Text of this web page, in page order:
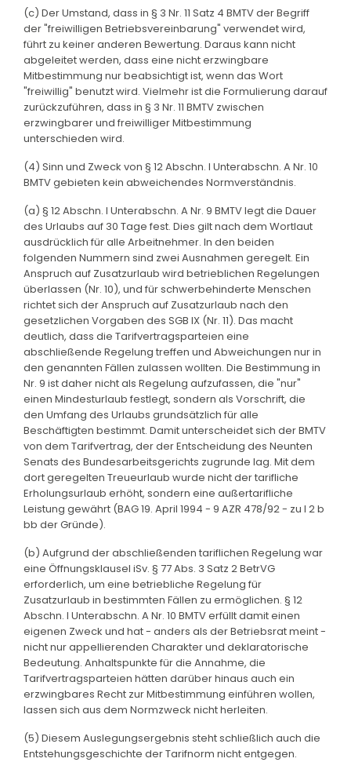
(c) Der Umstand, dass in § 3 Nr. 11 Satz 4 BMTV der Begriff
der "freiwilligen Betriebsvereinbarung" verwendet wird,
führt zu keiner anderen Bewertung. Daraus kann nicht
abgeleitet werden, dass eine nicht erzwingbare
Mitbestimmung nur beabsichtigt ist, wenn das Wort
"freiwillig" benutzt wird. Vielmehr ist die Formulierung darauf
zurückzuführen, dass in § 3 Nr. 11 BMTV zwischen
erzwingbarer und freiwilliger Mitbestimmung
unterschieden wird.
(4) Sinn und Zweck von § 12 Abschn. I Unterabschn. A Nr. 10
BMTV gebieten kein abweichendes Normverständnis.
(a) § 12 Abschn. I Unterabschn. A Nr. 9 BMTV legt die Dauer
des Urlaubs auf 30 Tage fest. Dies gilt nach dem Wortlaut
ausdrücklich für alle Arbeitnehmer. In den beiden
folgenden Nummern sind zwei Ausnahmen geregelt. Ein
Anspruch auf Zusatzurlaub wird betrieblichen Regelungen
überlassen (Nr. 10), und für schwerbehinderte Menschen
richtet sich der Anspruch auf Zusatzurlaub nach den
gesetzlichen Vorgaben des SGB IX (Nr. 11). Das macht
deutlich, dass die Tarifvertragsparteien eine
abschließende Regelung treffen und Abweichungen nur in
den genannten Fällen zulassen wollten. Die Bestimmung in
Nr. 9 ist daher nicht als Regelung aufzufassen, die "nur"
einen Mindesturlaub festlegt, sondern als Vorschrift, die
den Umfang des Urlaubs grundsätzlich für alle
Beschäftigten bestimmt. Damit unterscheidet sich der BMTV
von dem Tarifvertrag, der der Entscheidung des Neunten
Senats des Bundesarbeitsgerichts zugrunde lag. Mit dem
dort geregelten Treueurlaub wurde nicht der tarifliche
Erholungsurlaub erhöht, sondern eine außertarifliche
Leistung gewährt (BAG 19. April 1994 - 9 AZR 478/92 - zu I 2 b
bb der Gründe).
(b) Aufgrund der abschließenden tariflichen Regelung war
eine Öffnungsklausel iSv. § 77 Abs. 3 Satz 2 BetrVG
erforderlich, um eine betriebliche Regelung für
Zusatzurlaub in bestimmten Fällen zu ermöglichen. § 12
Abschn. I Unterabschn. A Nr. 10 BMTV erfüllt damit einen
eigenen Zweck und hat - anders als der Betriebsrat meint -
nicht nur appellierenden Charakter und deklaratorische
Bedeutung. Anhaltspunkte für die Annahme, die
Tarifvertragsparteien hätten darüber hinaus auch ein
erzwingbares Recht zur Mitbestimmung einführen wollen,
lassen sich aus dem Normzweck nicht herleiten.
(5) Diesem Auslegungsergebnis steht schließlich auch die
Entstehungsgeschichte der Tarifnorm nicht entgegen.